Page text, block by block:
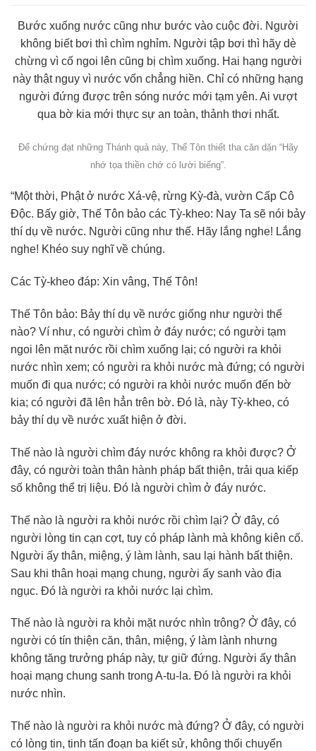
Bước xuống nước cũng như bước vào cuộc đời. Người
không biết bơi thì chìm nghỉm. Người tập bơi thì hãy dè
chừng vì cố ngoi lên cũng bị chìm xuống. Hai hạng người
này thật nguy vì nước vốn chẳng hiền. Chỉ có những hạng
người đứng được trên sóng nước mới tạm yên. Ai vượt
qua bờ kia mới thực sự an toàn, thảnh thơi nhất.
Để chứng đạt những Thánh quả này, Thế Tôn thiết tha căn dặn “Hãy
nhớ tọa thiền chớ có lười biếng”.
“Một thời, Phật ở nước Xá-vệ, rừng Kỳ-đà, vườn Cấp Cô
Độc. Bấy giờ, Thế Tôn bảo các Tỳ-kheo: Nay Ta sẽ nói bảy
thí dụ về nước. Người cũng như thế. Hãy lắng nghe! Lắng
nghe! Khéo suy nghĩ về chúng.
Các Tỳ-kheo đáp: Xin vâng, Thế Tôn!
Thế Tôn bảo: Bảy thí dụ về nước giống như người thế
nào? Ví như, có người chìm ở đáy nước; có người tạm
ngoi lên mặt nước rồi chìm xuống lại; có người ra khỏi
nước nhìn xem; có người ra khỏi nước mà đứng; có người
muốn đi qua nước; có người ra khỏi nước muốn đến bờ
kia; có người đã lên hẳn trên bờ. Đó là, này Tỳ-kheo, có
bảy thí dụ về nước xuất hiện ở đời.
Thế nào là người chìm đáy nước không ra khỏi được? Ở
đây, có người toàn thân hành pháp bất thiện, trải qua kiếp
số không thể trị liệu. Đó là người chìm ở đáy nước.
Thế nào là người ra khỏi nước rồi chìm lại? Ở đây, có
người lòng tin cạn cợt, tuy có pháp lành mà không kiên cố.
Người ấy thân, miệng, ý làm lành, sau lại hành bất thiện.
Sau khi thân hoại mạng chung, người ấy sanh vào địa
ngục. Đó là người ra khỏi nước lại chìm.
Thế nào là người ra khỏi mặt nước nhìn trông? Ở đây, có
người có tín thiện căn, thân, miệng, ý làm lành nhưng
không tăng trưởng pháp này, tự giữ đứng. Người ấy thân
hoại mạng chung sanh trong A-tu-la. Đó là người ra khỏi
nước nhìn.
Thế nào là người ra khỏi nước mà đứng? Ở đây, có người
có lòng tin, tinh tấn đoạn ba kiết sử, không thối chuyển